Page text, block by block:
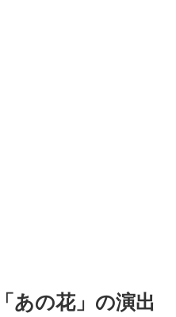
あの花」の演出